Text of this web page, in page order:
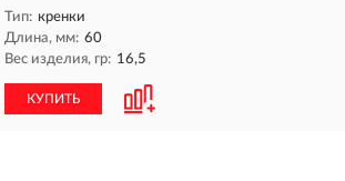
Тип: кренки
Длина, мм: 60
Вес изделия, гр: 16,5
КУПИТЬ